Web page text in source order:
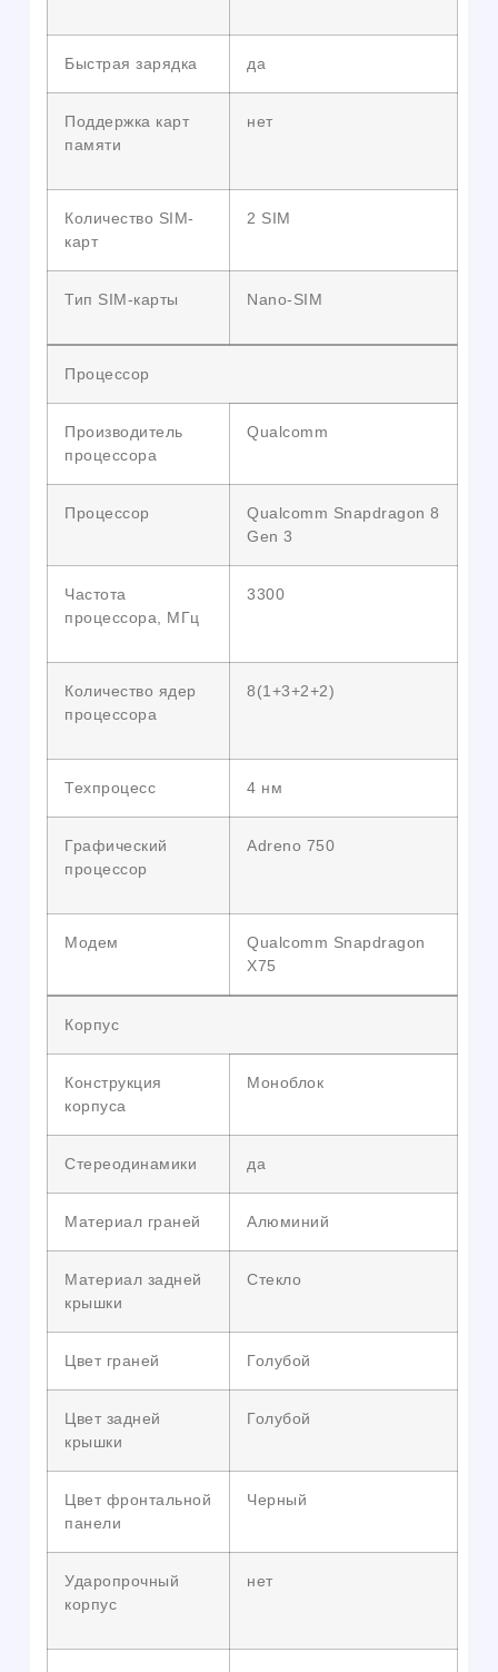
Быстрая зарядка да
Поддержка карт
памяти
нет
Количество SIM-
карт
2 SIM
Тип SIM-карты Nano-SIM
Процессор
Производитель
процессора
Qualcomm
Процессор
Qualcomm Snapdragon 8
Gen 3
Частота
процессора, МГц
3300
Количество ядер
процессора
8(1+3+2+2)
Техпроцесс 4 нм
Графический
процессор
Adreno 750
Модем
Qualcomm Snapdragon
X75
Корпус
Конструкция
корпуса
Моноблок
Стереодинамики да
Материал граней Алюминий
Материал задней
крышки
Стекло
Цвет граней Голубой
Цвет задней
крышки
Голубой
Цвет фронтальной
панели
Черный
Ударопрочный
корпус
нет